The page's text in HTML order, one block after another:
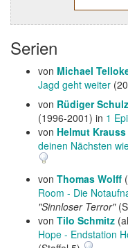
Serien
von Michael
Jagd geht weiter
von Rüdiger
(1996-2001) in 1
von Helmut Krauss
deinen Nächsten
von Thomas Wolff
Room - Die
"Sinnloser Terror"
von Tilo Schmitz
Hope - Endstation